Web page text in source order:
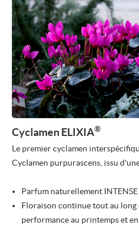
Cyclamen ELIXIA®
Le premier cyclamen
Cyclamen purpurascens, issu
Parfum naturellement
Floraison continue tout au long
performance au printemps et en